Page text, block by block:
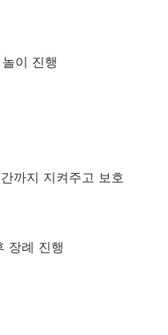
이 진행
까지 지켜주고 보호
장례 진행